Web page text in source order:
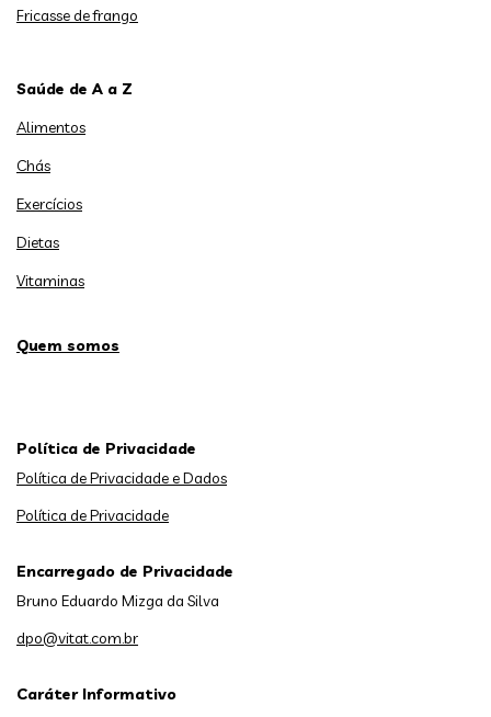
Fricasse de frango
Saúde de A a Z
Alimentos
Chás
Exercícios
Dietas
Vitaminas
Quem somos
Caráter Informativo
Política de Privacidade
Política de Privacidade e Dados
Política de Privacidade
Encarregado de Privacidade
Bruno Eduardo Mizga da Silva
dpo@vitat.com.br